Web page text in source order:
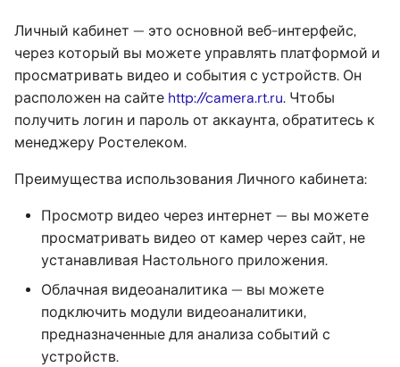
Камера + Настольное
приложение + VMS
Камера + Облачное
хранилище + Сайт +
Настольное приложение
+ Мобильное
приложение
хранилище + Сайт +
Настольное приложение
+ VMS + Мобильное
приложение
Источники контента
Уведомления
Трансляция рабочего
стола для Windows 10/
пользователей
Структура организации
Просмотр видео с
устройства
Сохранение
Отчёты
Логирование
Тарифные планы
приложения
Авторизация
Интерфейс
приложения
Настройки приложения
Работа с
устройствами
Просмотр видео с
устройств
Настройки камеры
приложения
Авторизация
Интерфейс
приложения
Настройки
Работа с
устройствами
Просмотр видео с
устройств
пользователей
Просмотр видео с
устройства
Сохранение изображений
камеру
Техническая поддержка
пользователей
Просмотр видео с
устройства
Сохранение изображений
камеру
Техническая поддержка
Управление VMS-
сервером на Linux
Начало работы
Добавление VMS-сервера
в Личный кабинет
устройствами
Добавление VMS-сервера
в Настольное
Приложение
Настройка локального
Личный кабинет — это основной веб-интерфейс,
через который вы можете управлять платформой и
просматривать видео и события с устройств. Он
расположен на сайте http://camera.rt.ru. Чтобы
получить логин и пароль от аккаунта, обратитесь к
менеджеру Ростелеком.
Преимущества использования Личного кабинета:
Просмотр видео через интернет — вы можете
просматривать видео от камер через сайт, не
устанавливая Настольного приложения.
Облачная видеоаналитика — вы можете
подключить модули видеоаналитики,
предназначенные для анализа событий с
устройств.